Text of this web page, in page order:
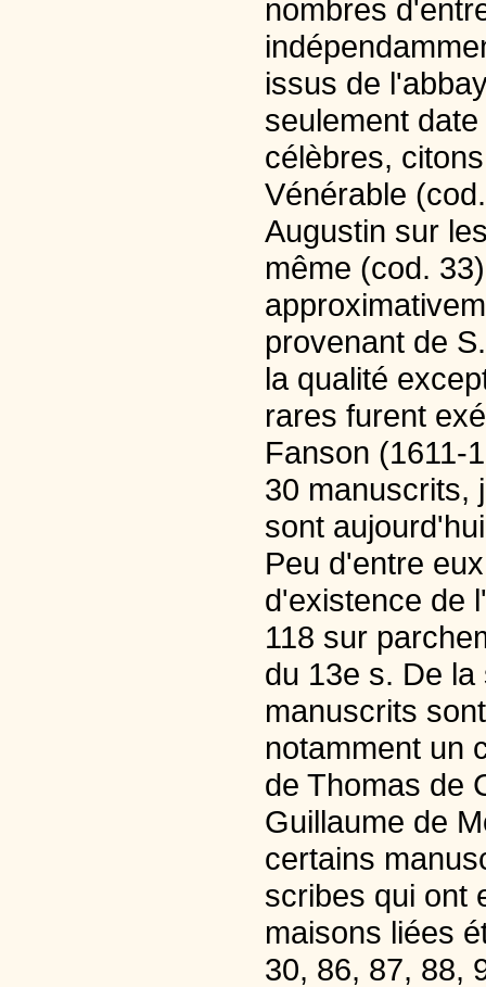
nombres
issus de
seulement
célèbres,
Vénérable
Augustin sur
même (cod.
provenant de
la qualité
rares furent
Fanson (1611-
30 manuscrits,
sont
Peu d'entre
d'existence de
118 sur
du 13e s. De
manuscrits
notamment un
de Thomas de
Guillaume de
certains
scribes qui ont
maisons liées
30, 86, 87, 88,